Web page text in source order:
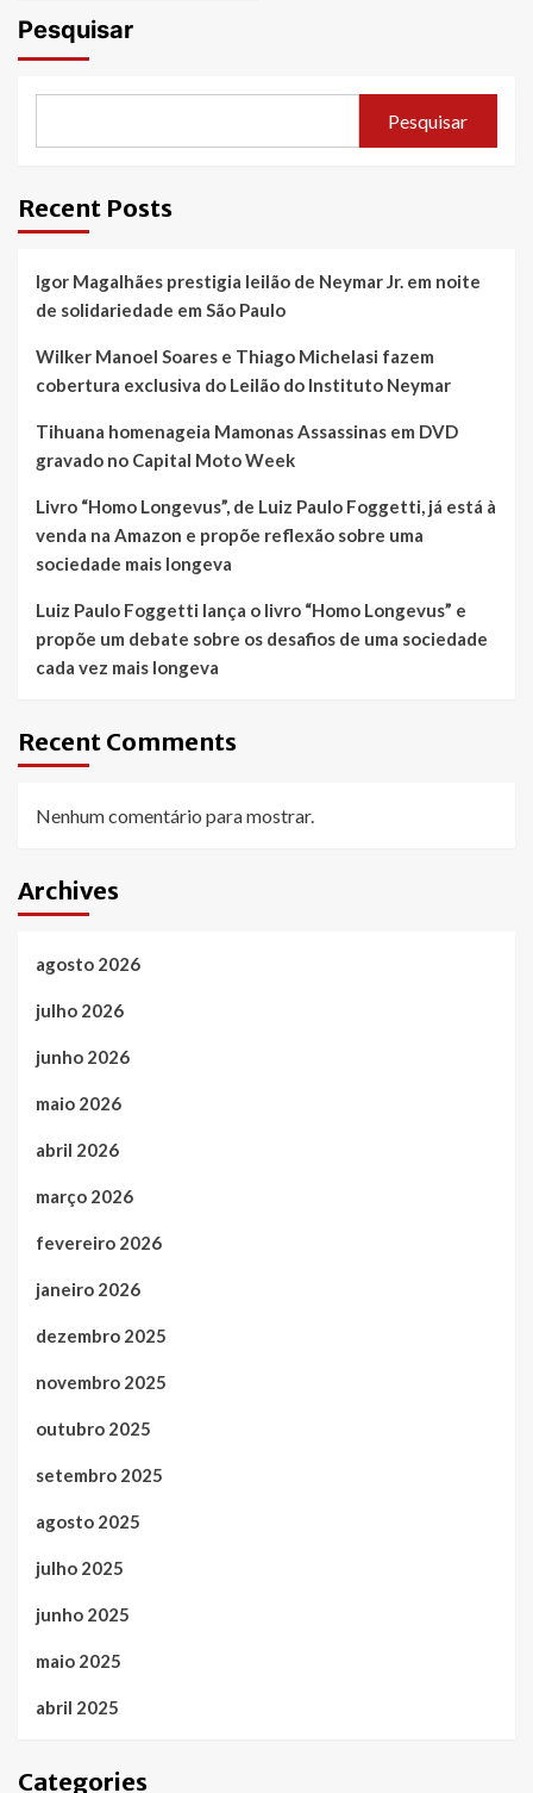
Com
130
visitantes
gamescom
data
de
próxima
Pesquisar
Pesquisar
Recent Posts
Igor Magalhães prestigia leilão de Neymar Jr. em noite
de solidariedade em São Paulo
Wilker Manoel Soares e Thiago Michelasi fazem
cobertura exclusiva do Leilão do Instituto Neymar
Tihuana homenageia Mamonas Assassinas em DVD
gravado no Capital Moto Week
Livro “Homo Longevus”, de Luiz Paulo Foggetti, já está à
venda na Amazon e propõe reflexão sobre uma
sociedade mais longeva
Luiz Paulo Foggetti lança o livro “Homo Longevus” e
propõe um debate sobre os desafios de uma sociedade
cada vez mais longeva
Recent Comments
Nenhum comentário para mostrar.
Archives
agosto 2026
julho 2026
junho 2026
maio 2026
abril 2026
março 2026
fevereiro 2026
janeiro 2026
dezembro 2025
novembro 2025
outubro 2025
setembro 2025
agosto 2025
julho 2025
junho 2025
maio 2025
abril 2025
Categories